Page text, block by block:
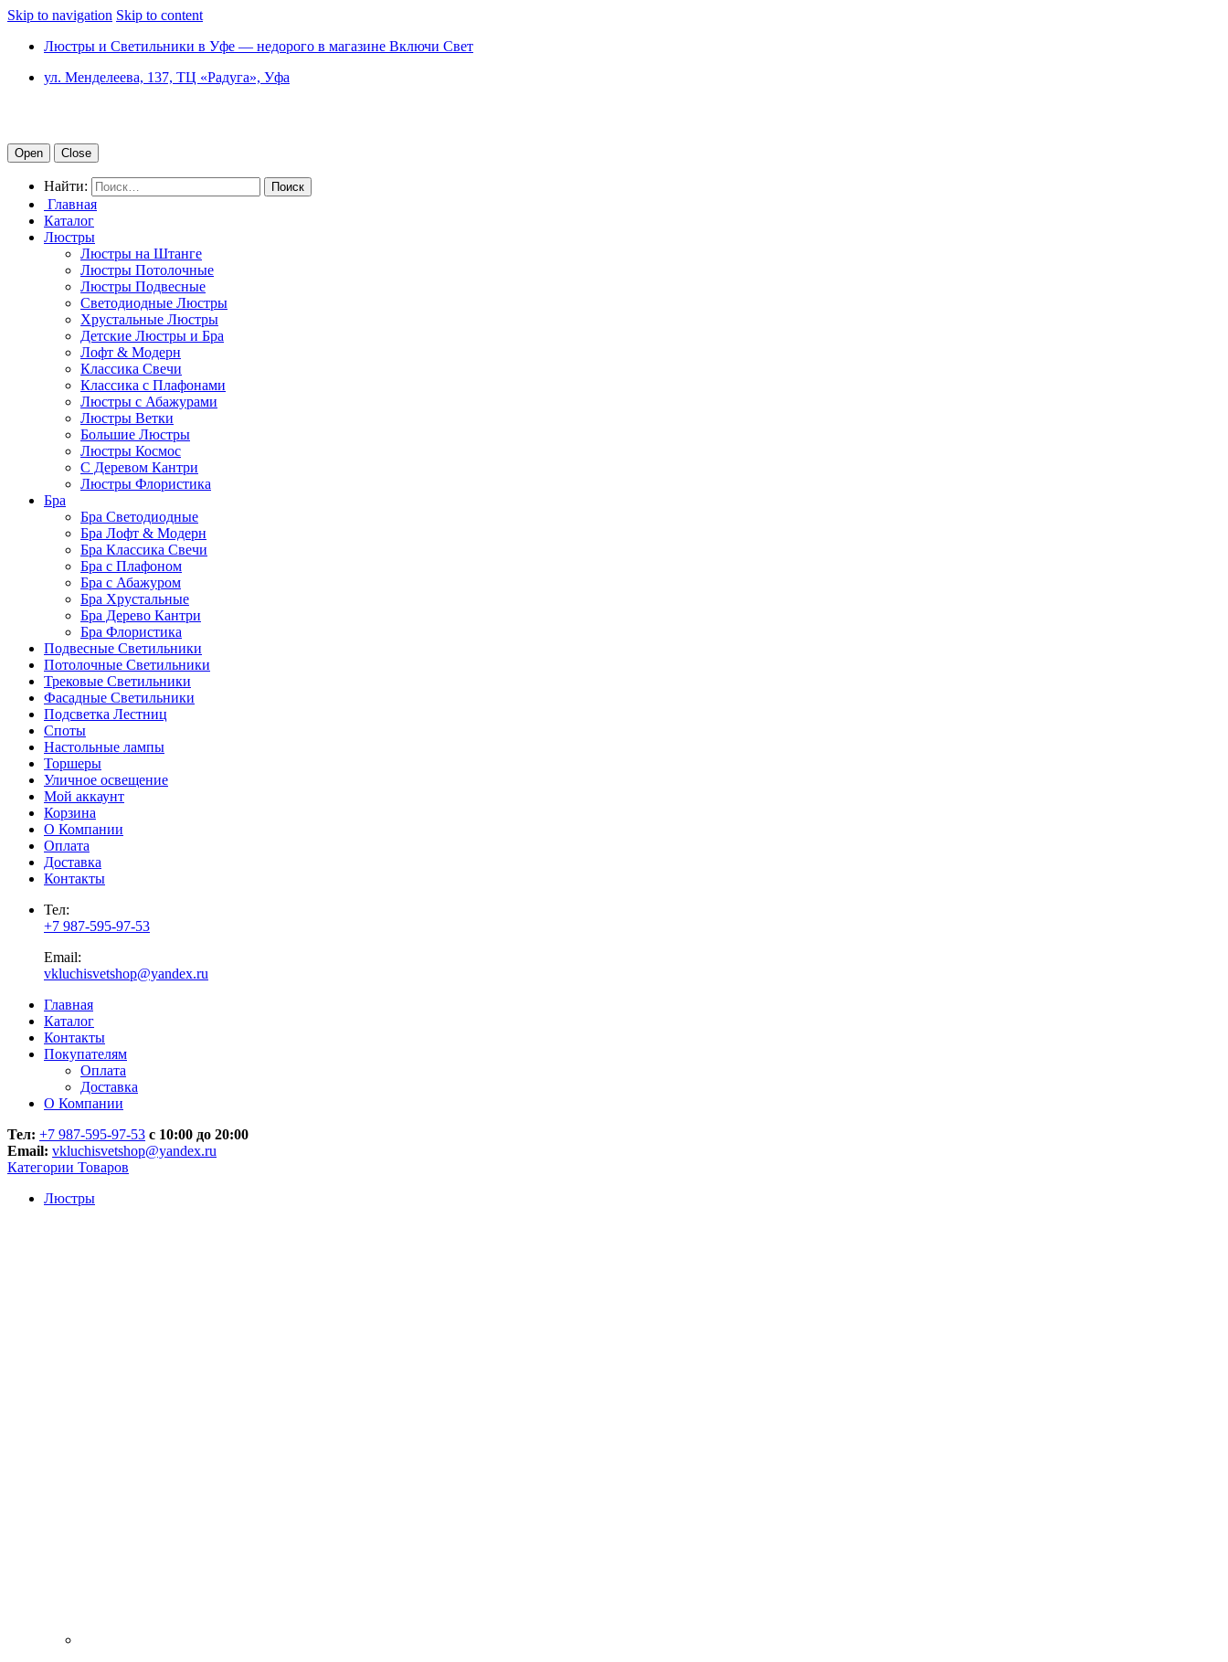
Skip to navigation Skip to content
Люстры и Светильники в Уфе — недорого в магазине Включи Свет
ул. Менделеева, 137, ТЦ «Радуга», Уфа
Open Close
Найти:
Главная
Каталог
Люстры
Люстры на Штанге
Люстры Потолочные
Люстры Подвесные
Светодиодные Люстры
Хрустальные Люстры
Детские Люстры и Бра
Лофт & Модерн
Классика Свечи
Классика с Плафонами
Люстры с Абажурами
Люстры Ветки
Большие Люстры
Люстры Космос
С Деревом Кантри
Люстры Флористика
Бра
Бра Светодиодные
Бра Лофт & Модерн
Бра Классика Свечи
Бра с Плафоном
Бра с Абажуром
Бра Хрустальные
Бра Дерево Кантри
Бра Флористика
Подвесные Светильники
Потолочные Светильники
Трековые Светильники
Фасадные Светильники
Подсветка Лестниц
Споты
Настольные лампы
Торшеры
Уличное освещение
Мой аккаунт
Корзина
О Компании
Оплата
Доставка
Контакты
Тел:
+7 987-595-97-53
Email:
vkluchisvetshop@yandex.ru
Главная
Каталог
Контакты
Покупателям
Оплата
Доставка
О Компании
Тел: +7 987-595-97-53 с 10:00 до 20:00
Email: vkluchisvetshop@yandex.ru
Категории Товаров
Люстры